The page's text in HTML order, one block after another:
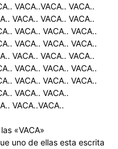
VACA..VACA.. VACA..
VACA.. VACA.. VACA..
VACA.. VACA.. VACA..
VACA.. VACA.. VACA..
VACA.. VACA.. VACA..
VACA.. VACA.. VACA..
VACA.. VACA.. VACA..
VACA.. VACA..
VACA..VACA..
«VACA»
uno de ellas esta escrita